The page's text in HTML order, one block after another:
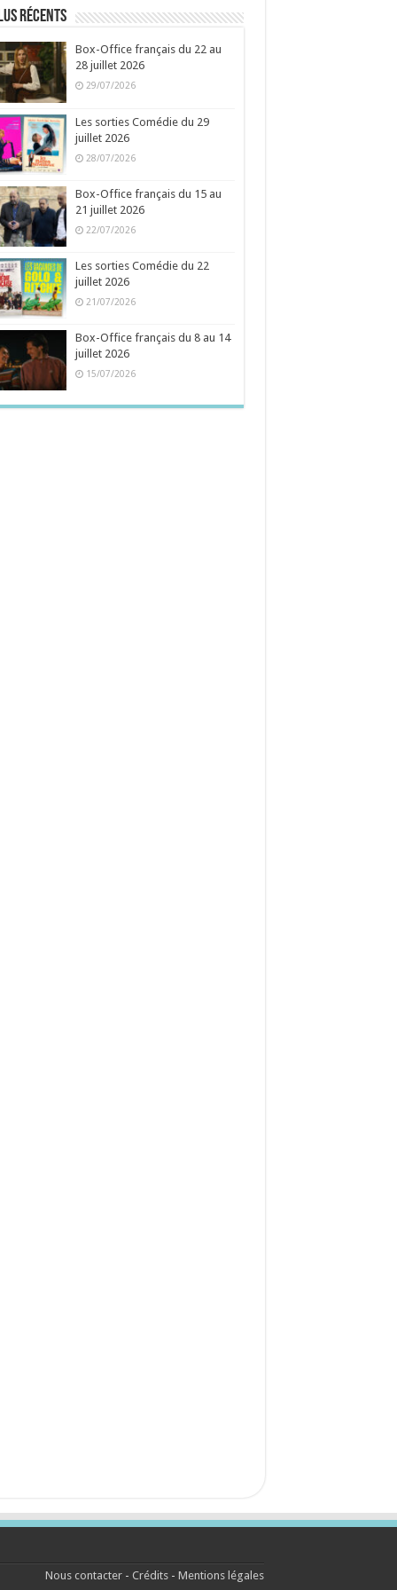
récents
Box-Office français du 22 au
28 juillet 2026
29/07/2026
Les sorties Comédie du 29
juillet 2026
28/07/2026
Box-Office français du 15 au
21 juillet 2026
22/07/2026
Les sorties Comédie du 22
juillet 2026
21/07/2026
Box-Office français du 8 au 14
juillet 2026
15/07/2026
Nous contacter -Crédits -Mentions légales